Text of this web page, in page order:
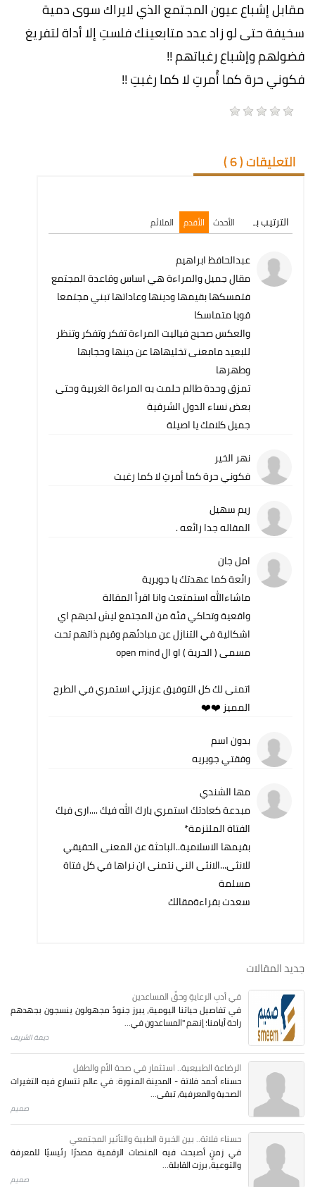
مقابل إشباع عيون المجتمع الذي لايراك سوى دمية
سخيفة حتى لو زاد عدد متابعينك فلستِ إلا أداة لتفريغ
فضولهم وإشباع رغباتهم !!
فكوني حرة كما أُمرتِ لا كما رغبتِ !!
التعليقات (6
)
الترتيب بـ الأحدث الأقدم الملائم
عبدالحافظ ابراهيم
مقال جميل والمراءة هي اساس وقاعدة المجتمع
فتمسكها بقيمها ودينها وعاداتها تبني مجتمعا
قويا متماسكا
والعكس صحيح فياليت المراءة تفكر وتفكر وتنظر
للبعيد مامعنى تخليهاها عن دينها وحجابها
وطهرها
تمزق وحدة طالم حلمت به المراءة الغربية وحتى
بعض نساء الدول الشرقية
جميل كلامك يا اصيلة
نهر الخير
فكوني حرة كما أمرتِ لا كما رغبت
ريم سهيل
المقاله جدا رائعه .
امل جان
رائعة كما عهدتك يا جويرية
ماشاءالله استمتعت وانا اقرأ المقالة
واقعية وتحاكي فئة من المجتمع ليش لديهم اي
اشكالية في التنازل عن مبادئهم وقيم ذاتهم تحت
مسمى ( الحرية ) او ال open mind
اتمنى لك كل التوفيق عزيزتي استمري في الطرح
المميز ❤️❤️
بدون اسم
وفقتي جويريه
مها الشندي
مبدعة كعادتك استمري بارك الله فيك ....ارى فيك
الفتاة الملتزمة*
بقيمها الاسلامية..الباحثة عن المعنى الحقيقي
للانثى...الانثى الني نتمنى ان نراها في كل فتاة
مسلمة
سعدت بقراءةمقالك
جديد المقالات
في أدبِ الرعايةِ وحقِّ المساعدين
في تفاصيل حياتنا اليومية، يبرز جنودٌ مجهولون ينسجون بجهدهم
راحة أيامنا؛ إنهم "المساعدون في...
ديمة الشريف
الرضاعة الطبيعية.. استثمار في صحة الأم والطفل
حسناء أحمد فلاتة - المدينة المنورة: في عالم تتسارع فيه التغيرات
الصحية والمعرفية، تبقى...
صميم
حسناء فلاتة.. بين الخبرة الطبية والتأثير المجتمعي
في زمنٍ أصبحت فيه المنصات الرقمية مصدرًا رئيسيًا للمعرفة
والتوعية، برزت القابلة...
صميم